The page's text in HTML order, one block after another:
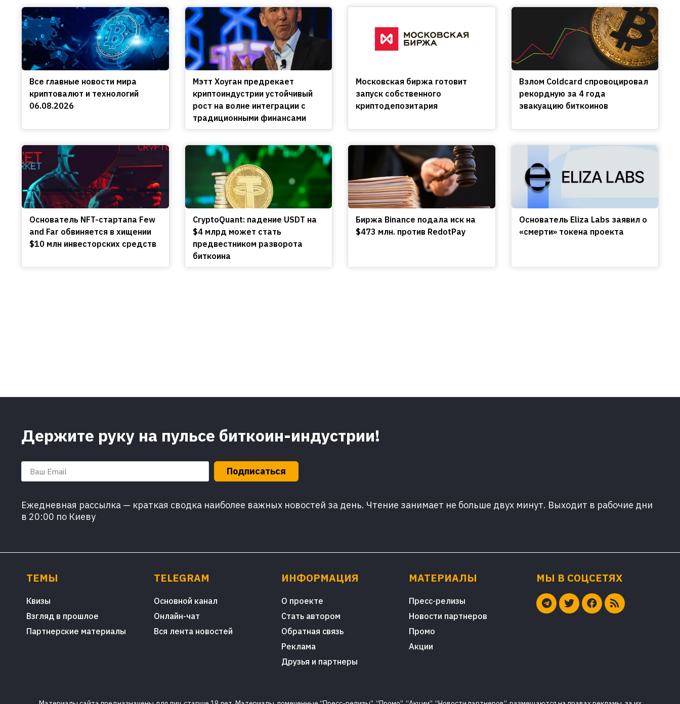
Все главные новости мира
криптовалют и технологий
06.08.2026
Мэтт Хоуган предрекает
криптоиндустрии устойчивый
рост на волне интеграции с
традиционными финансами
Московская биржа готовит
запуск собственного
криптодепозитария
Взлом Coldcard спровоцировал
рекордную за 4 года
эвакуацию биткоинов
Основатель NFT-стартапа Few
and Far обвиняется в хищении
$10 млн инвесторских средств
CryptoQuant: падение USDT на
$4 млрд может стать
предвестником разворота
биткоина
Биржа Binance подала иск на
$473 млн. против RedotPay
Основатель Eliza Labs заявил о
«смерти» токена проекта
Держите руку на пульсе биткоин-индустрии!
Подписаться
Ежедневная рассылка — краткая сводка наиболее важных новостей за день. Чтение занимает не больше двух минут. Выходит в рабочие дни
в 20:00 по Киеву
ТЕМЫ
Квизы
Взгляд в прошлое
Партнерские материалы
TELEGRAM
Основной канал
Онлайн-чат
Вся лента новостей
ИНФОРМАЦИЯ
О проекте
Стать автором
Обратная связь
Реклама
Друзья и партнеры
МАТЕРИАЛЫ
Пресс-релизы
Новости партнеров
Промо
Акции
МЫ В СОЦСЕТЯХ